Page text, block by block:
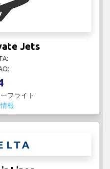
Jets
フライト
報